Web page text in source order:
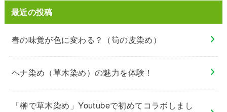
最近の投稿
春の味覚が色に変わる？（筍の皮染め）
ヘナ染め（草木染め）の魅力を体験！
「榊で草木染め」Youtubeで初めてコラボしまし